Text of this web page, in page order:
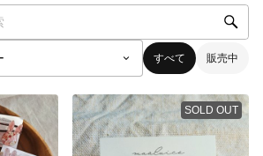
すべて 販売中
SOLD OUT